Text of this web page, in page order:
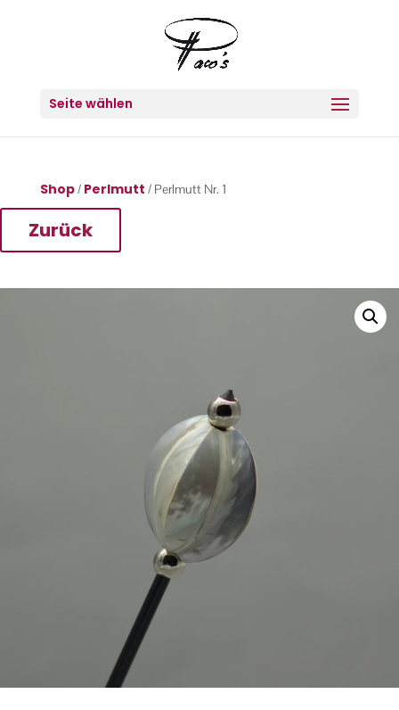
Seite wählen
Shop/ Perlmutt / Perlmutt Nr. 1
Zurück